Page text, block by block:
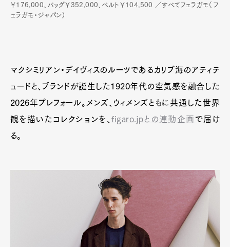
￥176,000、バッグ￥352,000、ベルト￥104,500 ／すべてフェラガモ（フ
ェラガモ・ジャパン）
マクシミリアン・デイヴィスのルーツであるカリブ海のアティテ
ュードと、ブランドが誕生した1920年代の空気感を融合した
2026年プレフォール。メンズ、ウィメンズともに共通した世界
観を描いたコレクションを、figaro.jpとの連動企画 で届け
る。